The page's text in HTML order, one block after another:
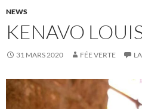
NEWS
KENAVO
31 MARS 2020 FÉE VERTE